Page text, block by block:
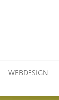
WEBDESIGN